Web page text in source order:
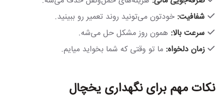
شفافیت: خودتون می‌تونید روند تعمیر رو ببینید.
سرعت بالا: همون روز مشکل حل می‌شه.
زمان دلخواه: ما تو وقتی که شما بخواید میایم.
نکات مهم برای نگهداری یخچال